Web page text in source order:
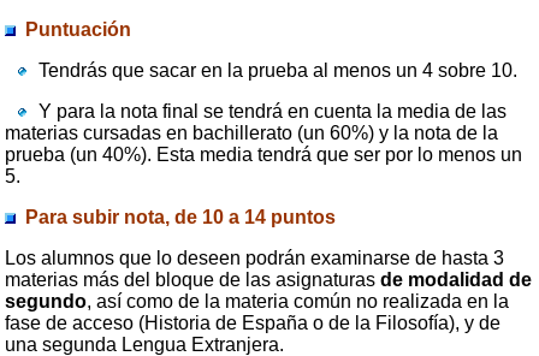
Puntuación
Tendrás que sacar en la prueba al menos un 4 sobre 10.
Y para la nota final se tendrá en cuenta la media de las
materias cursadas en bachillerato (un 60%) y la nota de la
prueba (un 40%). Esta media tendrá que ser por lo menos un
5.
Para subir nota, de 10 a 14 puntos
Los alumnos que lo deseen podrán examinarse de hasta 3
materias más del bloque de las asignaturasde modalidad de
segundo, así como de la materia común no realizada en la
fase de acceso (Historia de España o de la Filosofía), y de
una segunda Lengua Extranjera.